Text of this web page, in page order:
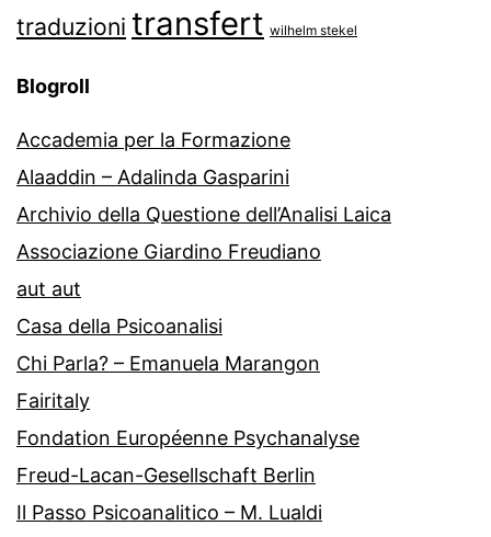
traduzioni transfert wilhelm stekel
Blogroll
Accademia per la Formazione
Alaaddin – Adalinda Gasparini
Archivio della Questione dell’Analisi Laica
Associazione Giardino Freudiano
aut aut
Casa della Psicoanalisi
Chi Parla? – Emanuela Marangon
Fairitaly
Fondation Européenne Psychanalyse
Freud-Lacan-Gesellschaft Berlin
Il Passo Psicoanalitico – M. Lualdi